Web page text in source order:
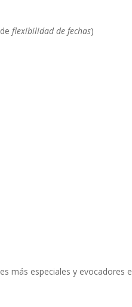
de flexibilidad de fechas)
más especiales y evocadores e